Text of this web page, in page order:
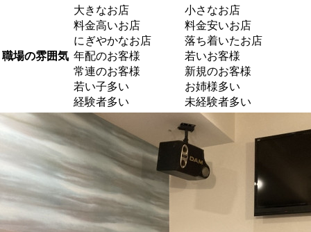
職場の雰囲気
大きなお店
小さなお店
料金高いお店
料金安いお店
にぎやかなお店
落ち着いたお店
年配のお客様
若いお客様
常連のお客様
新規のお客様
若い子多い
お姉様多い
経験者多い
未経験者多い